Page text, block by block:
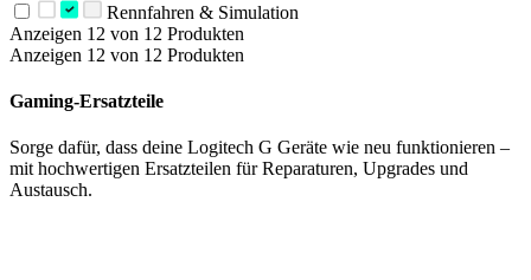
Rennfahren & Simulation
Anzeigen 12 von 12 Produkten
Anzeigen 12 von 12 Produkten
Gaming-Ersatzteile
Sorge dafür, dass deine Logitech G Geräte wie neu funktionieren –
mit hochwertigen Ersatzteilen für Reparaturen, Upgrades und
Austausch.